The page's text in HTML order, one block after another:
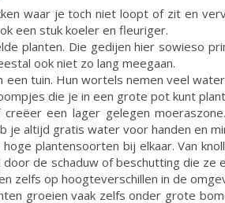
waar je toch niet loopt of zit en
een stuk koeler en fleuriger.
planten. Die gedijen hier sowieso
ook niet zo lang meegaan.
een tuin. Hun wortels nemen veel
die je in een grote pot kunt
creëer een lager gelegen
je altijd gratis water voor handen en
plantensoorten bij elkaar. Van
de schaduw of beschutting die
zelfs op hoogteverschillen in de
groeien vaak zelfs onder grote